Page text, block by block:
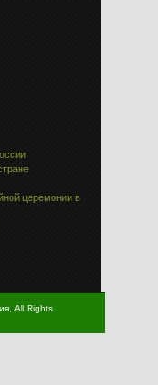
церемонии в
All Rights